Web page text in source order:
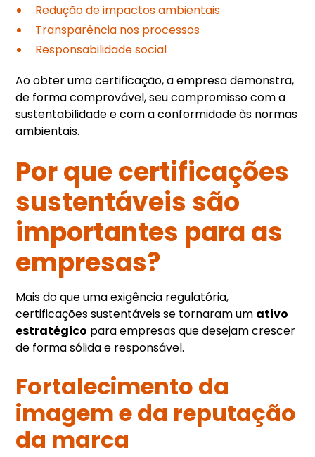
Redução de impactos ambientais
Transparência nos processos
Responsabilidade social
Ao obter uma certificação, a empresa demonstra,
de forma comprovável, seu compromisso com a
sustentabilidade e com a conformidade às normas
ambientais.
Por que certificações
sustentáveis são
importantes para as
empresas?
Mais do que uma exigência regulatória,
certificações sustentáveis se tornaram um ativo
estratégico para empresas que desejam crescer
de forma sólida e responsável.
Fortalecimento da
imagem e da reputação
da marca